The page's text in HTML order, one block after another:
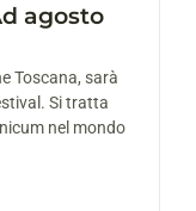
agosto
Toscana, sarà
Si tratta
nel mondo